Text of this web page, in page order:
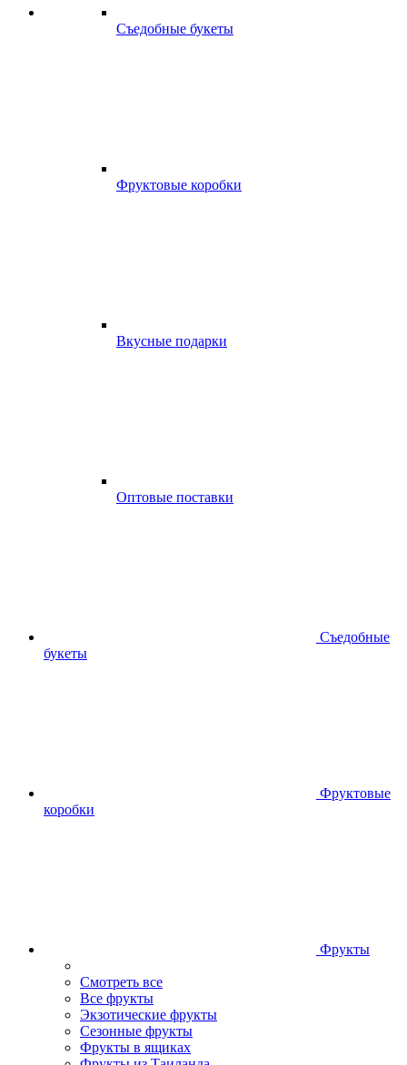
Съедобные букеты
Фруктовые коробки
Вкусные подарки
Оптовые поставки
Съедобные
букеты
Фруктовые
коробки
Фрукты
Смотреть все
Все фрукты
Экзотические фрукты
Сезонные фрукты
Фрукты в ящиках